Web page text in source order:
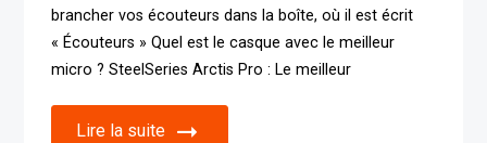
brancher vos écouteurs dans la boîte, où il est écrit
« Écouteurs » Quel est le casque avec le meilleur
micro ? SteelSeries Arctis Pro : Le meilleur
Lire la suite